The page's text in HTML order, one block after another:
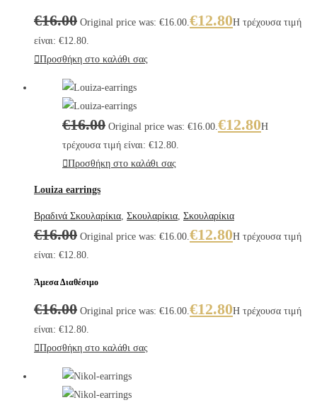
€16.00 Original price was: €16.00.€12.80Η τρέχουσα τιμή
είναι: €12.80.
Προσθήκη στο καλάθι σας
€16.00 Original price was: €16.00.€12.80Η
τρέχουσα τιμή είναι: €12.80.
Προσθήκη στο καλάθι σας
Louiza earrings
Βραδινά Σκουλαρίκια, Σκουλαρίκια, Σκουλαρίκια
€16.00 Original price was: €16.00.€12.80Η τρέχουσα τιμή
είναι: €12.80.
Άμεσα Διαθέσιμο
€16.00 Original price was: €16.00.€12.80Η τρέχουσα τιμή
είναι: €12.80.
Προσθήκη στο καλάθι σας